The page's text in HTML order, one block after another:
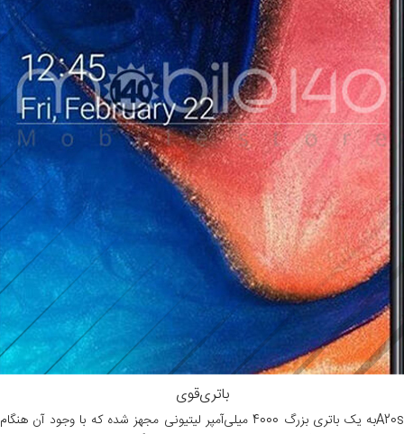
باتری‌قوی
A20sبه یک باتری بزرگ 4000 میلی‌آمپر لیتیونی مجهز شده که با وجود آن هنگام